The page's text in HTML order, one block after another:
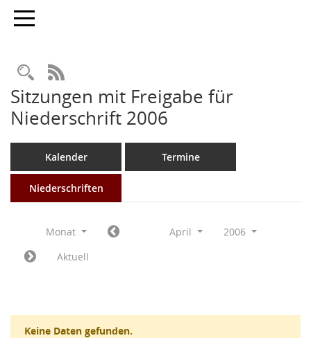
Toggle navigation
Rechercheauswahl
RSS-Feed
Sitzungen mit Freigabe für
Niederschrift 2006
Kalender Termine
Niederschriften
Monat April
2006
Aktuell
Keine Daten gefunden.